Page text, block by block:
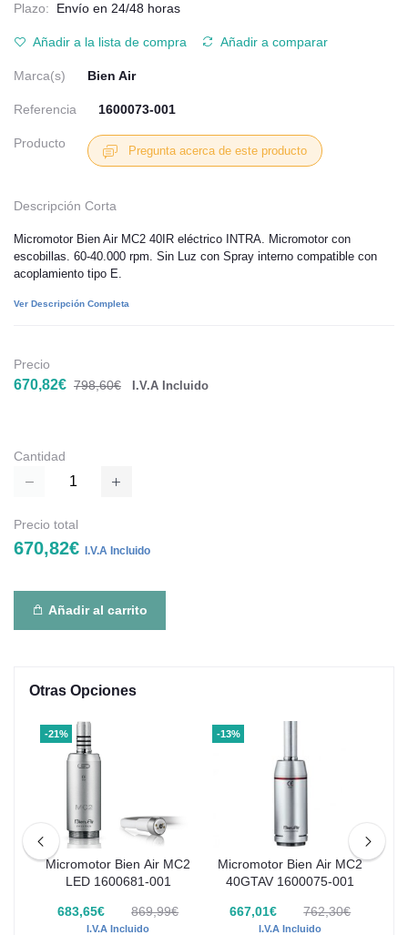
Plazo: Envío en 24/48 horas
Añadir a la lista de compra Añadir a comparar
Marca(s) Bien Air
Referencia 1600073-001
Producto
Pregunta acerca de este producto
Descripción Corta
Micromotor Bien Air MC2 40IR eléctrico INTRA. Micromotor con
escobillas. 60-40.000 rpm. Sin Luz con Spray interno compatible con
acoplamiento tipo E.
Ver Descripción Completa
Precio
670,82€ 798,60€ I.V.A Incluido
Cantidad
Precio total
670,82€ I.V.A Incluido
Añadir al carrito
Otras Opciones
-21%
Micromotor Bien Air MC2
LED 1600681-001
683,65€ 869,99€
I.V.A Incluido
-13%
Micromotor Bien Air MC2
40GTAV 1600075-001
667,01€ 762,30€
I.V.A Incluido